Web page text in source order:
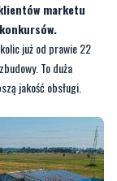
marketu
już od prawie 22
To duża
jakość obsługi.